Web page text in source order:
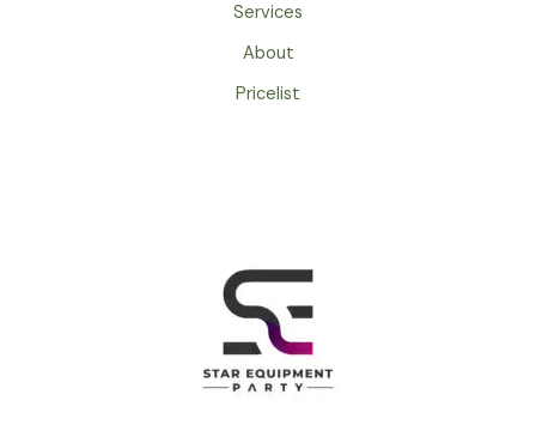
Services
About
Pricelist